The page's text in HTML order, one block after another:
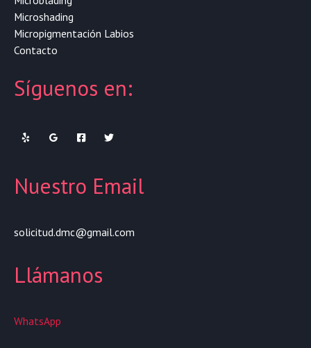
Microshading
Micropigmentación Labios
Contacto
Síguenos en:
Nuestro Email
solicitud.dmc@gmail.com
Llámanos
WhatsApp